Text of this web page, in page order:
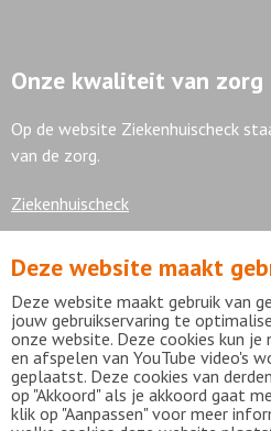
Onze kwaliteit van zorg
Op de website Ziekenhuischeck
van de zorg.
Ziekenhuischeck
7,9
Bekijk alle waarderingen
Deze website maakt
Deze website maakt gebruik van
jouw gebruikservaring te
onze website. Deze cookies kun
en afspelen van YouTube video's
geplaatst. Deze cookies van
op "Akkoord" als je akkoord gaat
klik op "Aanpassen" voor meer